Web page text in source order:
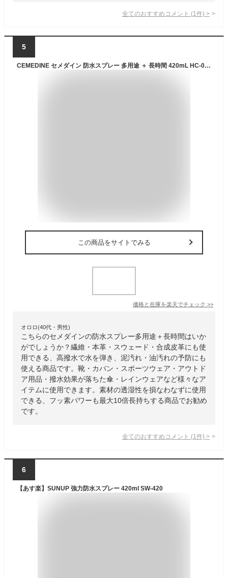
全てのおすすめコメント (1 件) >
5
CEMEDINE セメダイン 防水スプレー 多用途 ＋ 長時間 420mL HC-010 | 繊維 皮革 撥水 長持ち 防水 スプレー 多用途 本革 スウェード 合成皮革 泥汚れ 油汚れ 予防 靴 カバン スポーツウェア アウトドア用品 傘 レインウェア
この商品をサイトでみる
価格と在庫を楽天でチェック >>
オロロ(40代・男性)
こちらのセメダインの防水スプレー多用途＋長時間はいか
がでしょうか？繊維・本革・スウェード・合成皮革にも使
用できる、高撥水で水を弾き、泥汚れ・油汚れの予防にも
使える商品です。靴・カバン・スポーツウェア・アウトド
ア用品・撥水効果が落ちた傘・レインウェアなど様々なア
イテムに使用できます。素材の透湿性を損なわなずに使用
できる、フッ素パワーも最大10倍長持ちする商品でお勧め
です。
全てのおすすめコメント (1 件) >
6
【あす楽】SUNUP 強力防水スプレー 420ml SW-420